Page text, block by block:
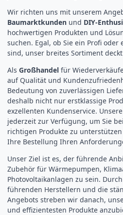
Wir richten uns mit unserem
Baumarktkunden und DIY-
hochwertigen Produkten und
suchen. Egal, ob Sie ein Profi oder
sind, unser breites Sortiment
Als Großhandel für
auf Qualität und
Bedeutung von zuverlässigen
deshalb nicht nur erstklassige
exzellenten Kundenservice.
jederzeit zur Verfügung, um Sie
richtigen Produkte zu
Ihre Bestellung Ihren
Unser Ziel ist es, der führende
Zubehör für Wärmepumpen,
Photovoltaikanlagen zu sein.
führenden Herstellern und die
Angebots streben wir danach,
und effizientesten Produkte